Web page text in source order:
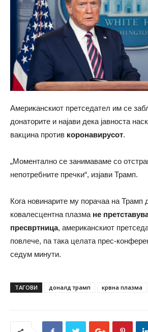
Американскиот претседател им се
донаторите и најави дека јавноста
вакцина против коронавирусот.
„Моментално се занимаваме со
непотребните пречки“, изјави Трамп.
Кога новинарите му порачаа на Трамп
ковалесцентна плазма не
пресвртница, американскиот
повлече, па така целата прес-
седум минути.
ТАГОВИ доналд трамп крвна плазма